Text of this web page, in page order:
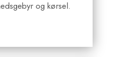
og kørsel.